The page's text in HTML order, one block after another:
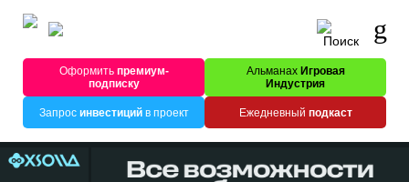
Оформитьпремиум-
подписку
Альманах Игровая
Индустрия
Запрос инвестицийв проект Ежедневный подкаст